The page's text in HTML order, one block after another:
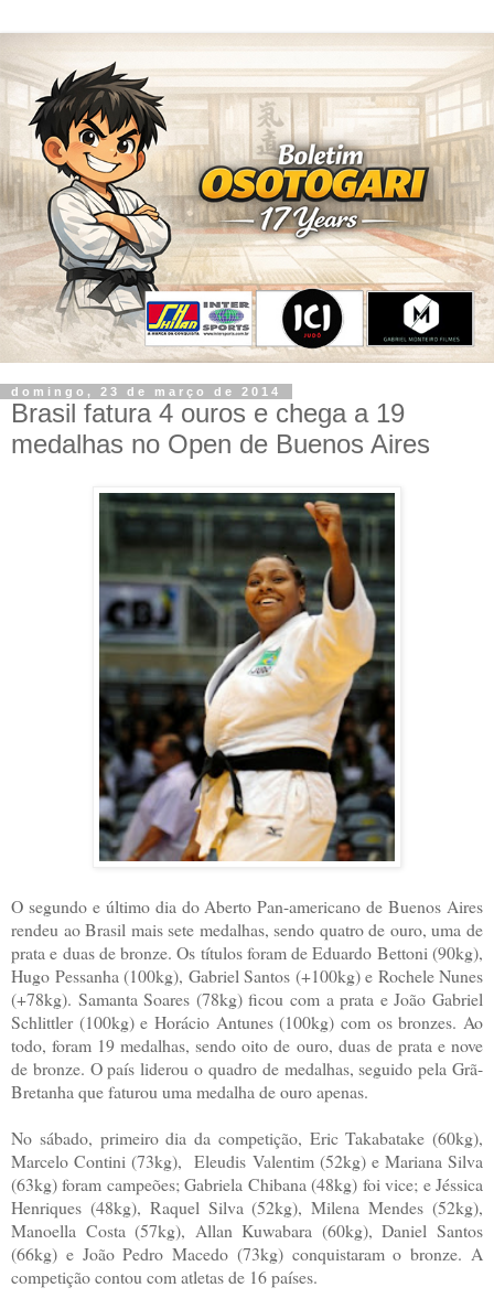
domingo, 23 de março de 2014
Brasil fatura 4 ouros e chega a 19
medalhas no Open de Buenos Aires
O segundo e último dia do Aberto Pan-americano de Buenos Aires
rendeu ao Brasil mais sete medalhas, sendo quatro de ouro, uma de
prata e duas de bronze. Os títulos foram de Eduardo Bettoni (90kg),
Hugo Pessanha (100kg), Gabriel Santos (+100kg) e Rochele Nunes
(+78kg). Samanta Soares (78kg) ficou com a prata e João Gabriel
Schlittler (100kg) e Horácio Antunes (100kg) com os bronzes. Ao
todo, foram 19 medalhas, sendo oito de ouro, duas de prata e nove
de bronze. O país liderou o quadro de medalhas, seguido pela Grã-
Bretanha que faturou uma medalha de ouro apenas.
No sábado, primeiro dia da competição, Eric Takabatake (60kg),
Marcelo Contini (73kg), Eleudis Valentim (52kg) e Mariana Silva
(63kg) foram campeões; Gabriela Chibana (48kg) foi vice; e Jéssica
Henriques (48kg), Raquel Silva (52kg), Milena Mendes (52kg),
Manoella Costa (57kg), Allan Kuwabara (60kg), Daniel Santos
(66kg) e João Pedro Macedo (73kg) conquistaram o bronze. A
competição contou com atletas de 16 países.